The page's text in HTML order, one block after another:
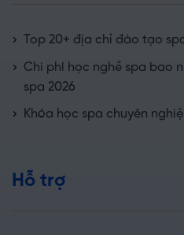
Top 20+ địa chỉ đào tạo
Chi phí học nghề spa bao
spa 2026
Khóa học spa chuyên
Hỗ trợ